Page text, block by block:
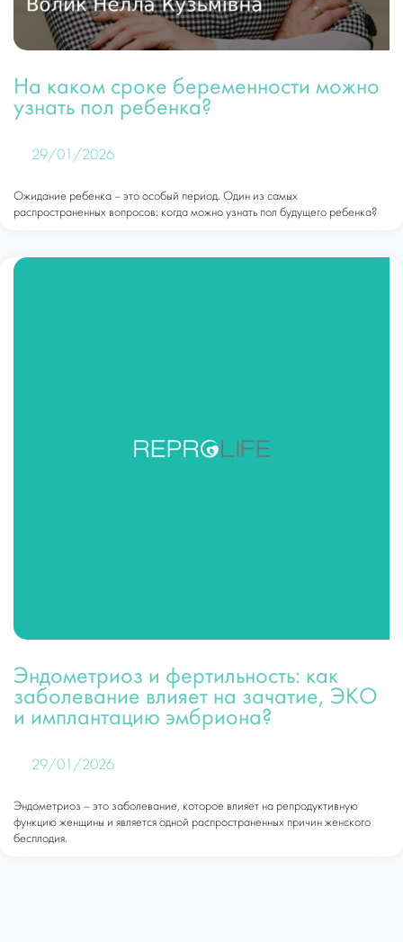
На каком сроке беременности можно
узнать пол ребенка?
29/01/2026
Ожидание ребенка – это особый период. Один из самых
распространенных вопросов: когда можно узнать пол будущего ребенка?
Эндометриоз и фертильность: как
заболевание влияет на зачатие, ЭКО
и имплантацию эмбриона?
29/01/2026
Эндометриоз – это заболевание, которое влияет на репродуктивную
функцию женщины и является одной распространенных причин женского
бесплодия.